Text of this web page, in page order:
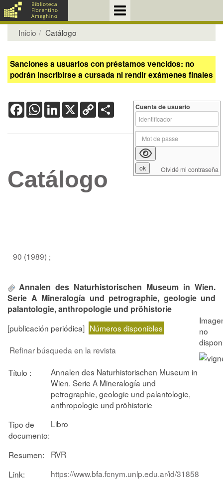
Inicio Catálogo
Sanciones a usuarios con préstamos vencidos: no
podrán inscribirse a cursada ni rendir exámenes finales
FacebookWhatsApp
LinkedIn
X Copy
Link
Catálogo
90 (1989) ;
Annalen des Naturhistorischen Museum in Wien.
Serie A Mineralogía und petrographie, geologie und
palantologie, anthropologie und pröhistorie
[publicación periódica] Números disponibles
Refinar búsqueda en la revista
Título :
Annalen des Naturhistorischen Museum in
Wien. Serie A Mineralogía und
petrographie, geologie und palantologie,
anthropologie und pröhistorie
Tipo de
documento:
Libro
Resumen:
RVR
Link:
https://www.bfa.fcnym.unlp.edu.ar/id/31858
Cuenta de usuario
Olvidé mi contraseña